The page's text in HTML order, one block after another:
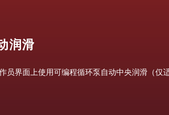
润滑
员界面上使用可编程循环泵自动中央润滑（仅